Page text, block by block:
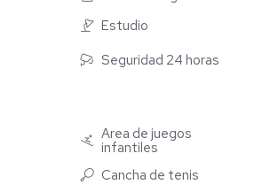
Estudio
Seguridad 24 horas
Área de juegos
infantiles
Cancha de tenis